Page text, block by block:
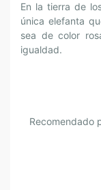
En la tierra de
única elefanta
sea de color
igualdad.
Recomendado